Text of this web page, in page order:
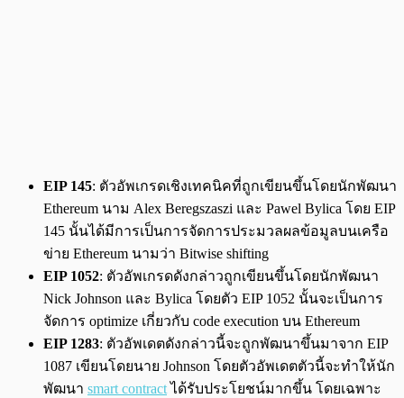
EIP 145: ตัวอัพเกรดเชิงเทคนิคที่ถูกเขียนขึ้นโดยนักพัฒนา
Ethereum นาม Alex Beregszaszi และ Pawel Bylica โดย EIP
145 นั้นได้มีการเป็นการจัดการประมวลผลข้อมูลบนเครือ
ข่าย Ethereum นามว่า Bitwise shifting
EIP 1052: ตัวอัพเกรดดังกล่าวถูกเขียนขึ้นโดยนักพัฒนา
Nick Johnson และ Bylica โดยตัว EIP 1052 นั้นจะเป็นการ
จัดการ optimize เกี่ยวกับ code execution บน Ethereum
EIP 1283: ตัวอัพเดตดังกล่าวนี้จะถูกพัฒนาขึ้นมาจาก EIP
1087 เขียนโดยนาย Johnson โดยตัวอัพเดตตัวนี้จะทำให้นัก
พัฒนา smart contractได้รับประโยชน์มากขึ้น โดยเฉพาะ